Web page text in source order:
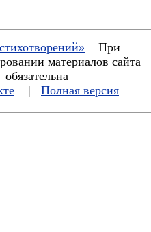
При
материалов сайта
обязательна
| Полная версия